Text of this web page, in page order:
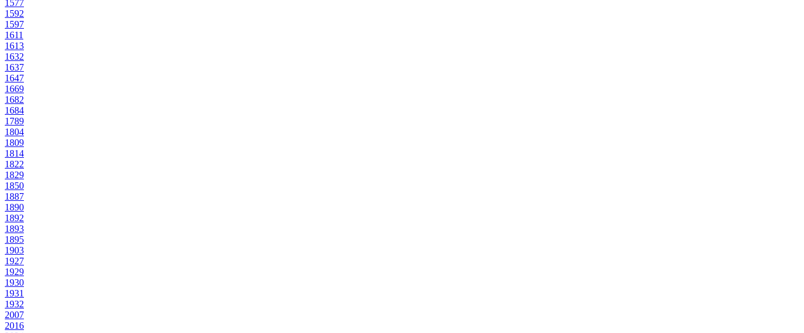
1577
1592
1597
1611
1613
1632
1637
1647
1669
1682
1684
1789
1804
1809
1814
1822
1829
1850
1887
1890
1892
1893
1895
1903
1927
1929
1930
1931
1932
2007
2016